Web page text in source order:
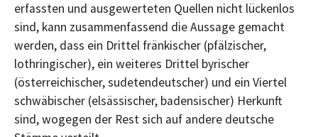
erfassten und ausgewerteten Quellen nicht lückenlos
sind, kann zusammenfassend die Aussage gemacht
werden, dass ein Drittel fränkischer (pfälzischer,
lothringischer), ein weiteres Drittel byrischer
(österreichischer, sudetendeutscher) und ein Viertel
schwäbischer (elsässischer, badensischer) Herkunft
sind, wogegen der Rest sich auf andere deutsche